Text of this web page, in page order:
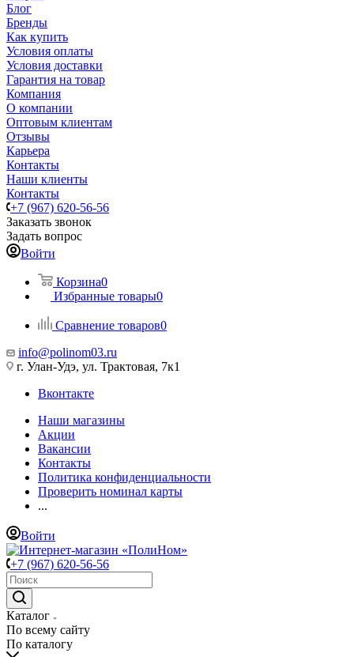
Блог
Бренды
Как купить
Условия оплаты
Условия доставки
Гарантия на товар
Компания
О компании
Оптовым клиентам
Отзывы
Карьера
Контакты
Наши клиенты
Контакты
+7 (967) 620-56-56
Заказать звонок
Задать вопрос
Войти
Корзина0
Избранные товары0
Сравнение товаров0
info@polinom03.ru
г. Улан-Удэ, ул. Трактовая, 7к1
Вконтакте
Наши магазины
Акции
Вакансии
Контакты
Политика конфиденциальности
Проверить номинал карты
...
Войти
+7 (967) 620-56-56
Каталог
По всему сайту
По каталогу